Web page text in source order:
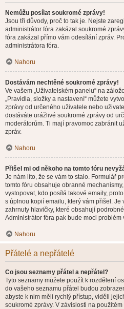
Nemůžu posílat soukromé zprávy!
Jsou tři důvody, proč to tak je. Nejste
administrátor fóra zakázal soukromé
fóra zakázal přímo vám odesílání zpráv.
administrátora fóra.
Nahoru
Dostávám nechtěné soukromé zprávy!
Ve vašem „Uživatelském panelu“ na
„Pravidla, složky a nastavení“ můžete
zprávy od určeného uživatele nebo
dostáváte urážlivé soukromé zprávy od
moderátorům. Ti mají pravomoc zabránit
zpráv.
Nahoru
Přišel mi od někoho na tomto fóru
Je nám líto, že se vám to stalo. Formulář
tomto fóru obsahuje obranné
vystopovat, kdo posílá takové emaily,
s úplnou kopií emailu, který vám přišel. Je
zahrnuty hlavičky, které obsahují
Administrátor fóra pak bude moci problém
Nahoru
Přátelé a nepřátelé
Co jsou seznamy přátel a nepřátel?
Tyto seznamy můžete použít k rozdělení
do vašeho seznamu přátel budou
abyste k nim měli rychlý přístup, viděli
soukromé zprávy. V závislosti na